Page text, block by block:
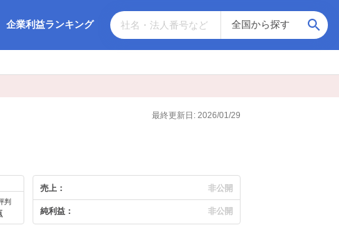
企業利益ランキング
最終更新日: 2026/01/29
判
売上： 非公開
純利益： 非公開